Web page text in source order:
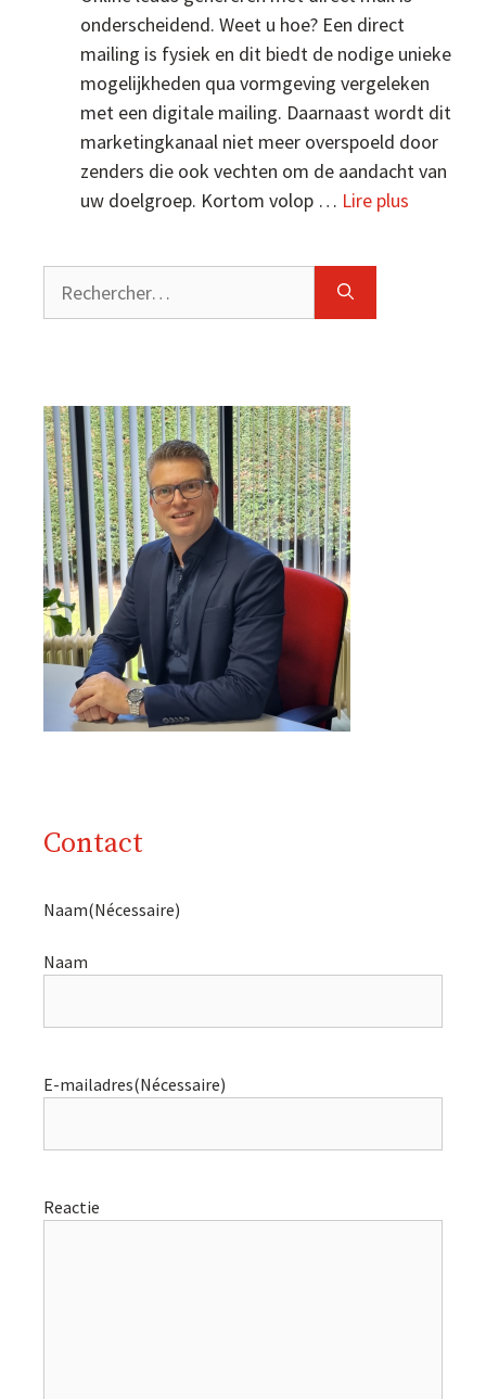
onderscheidend. Weet u hoe? Een direct
mailing is fysiek en dit biedt de nodige unieke
mogelijkheden qua vormgeving vergeleken
met een digitale mailing. Daarnaast wordt dit
marketingkanaal niet meer overspoeld door
zenders die ook vechten om de aandacht van
uw doelgroep. Kortom volop … Lire plus
Contact
Naam(Nécessaire)
Naam
E-mailadres(Nécessaire)
Reactie